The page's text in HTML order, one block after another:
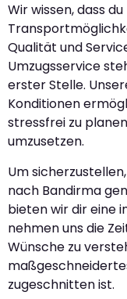
Wir wissen, dass
Qualität und
Umzugsservice
erster Stelle.
Konditionen
stressfrei zu
umzusetzen.
Um
nach Bandirma
bieten wir dir eine
nehmen uns die
Wünsche zu
zugeschnitten ist.